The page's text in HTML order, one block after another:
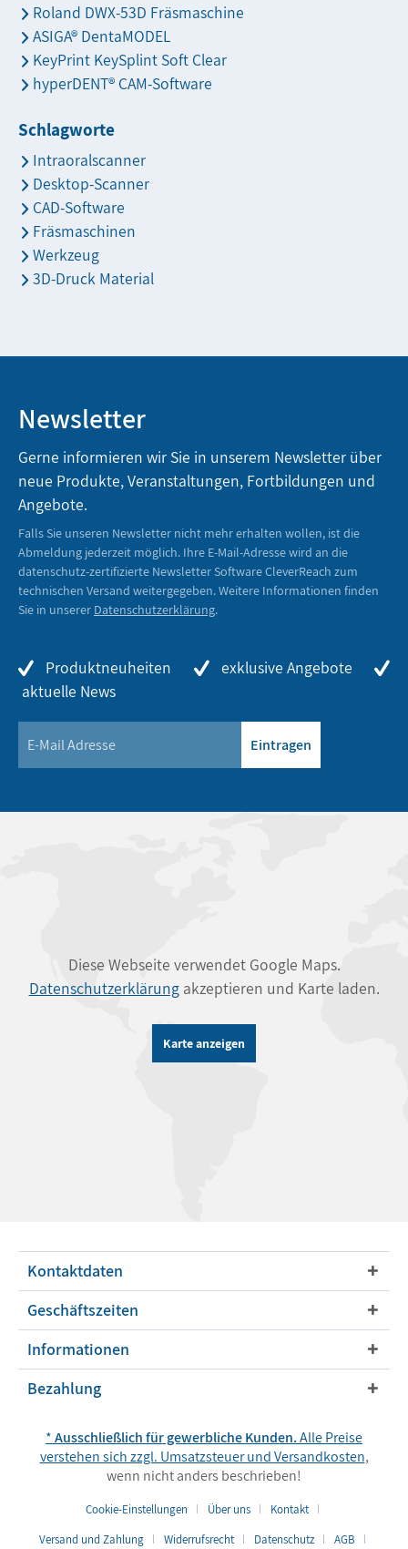
Roland DWX-53D Fräsmaschine
ASIGA® DentaMODEL
KeyPrint KeySplint Soft Clear
hyperDENT® CAM-Software
Schlagworte
Intraoralscanner
Desktop-Scanner
CAD-Software
Fräsmaschinen
Werkzeug
3D-Druck Material
Newsletter
Gerne informieren wir Sie in unserem Newsletter über
neue Produkte, Veranstaltungen, Fortbildungen und
Angebote.
Falls Sie unseren Newsletter nicht mehr erhalten wollen, ist die
Abmeldung jederzeit möglich. Ihre E-Mail-Adresse wird an die
datenschutz-zertifizierte Newsletter Software CleverReach zum
technischen Versand weitergegeben. Weitere Informationen finden
Sie in unserer Datenschutzerklärung.
Produktneuheiten
exklusive Angebote
aktuelle News
Eintragen
Diese Webseite verwendet Google Maps.
Datenschutzerklärungakzeptieren und Karte laden.
Karte anzeigen
Kontaktdaten
Geschäftszeiten
Informationen
Bezahlung
*Ausschließlich für gewerbliche Kunden.Alle Preise
verstehen sich zzgl. Umsatzsteuer undVersandkosten,
wenn nicht anders beschrieben!
Cookie-Einstellungen Über uns
Kontakt
Versand und Zahlung
Widerrufsrecht Datenschutz AGB